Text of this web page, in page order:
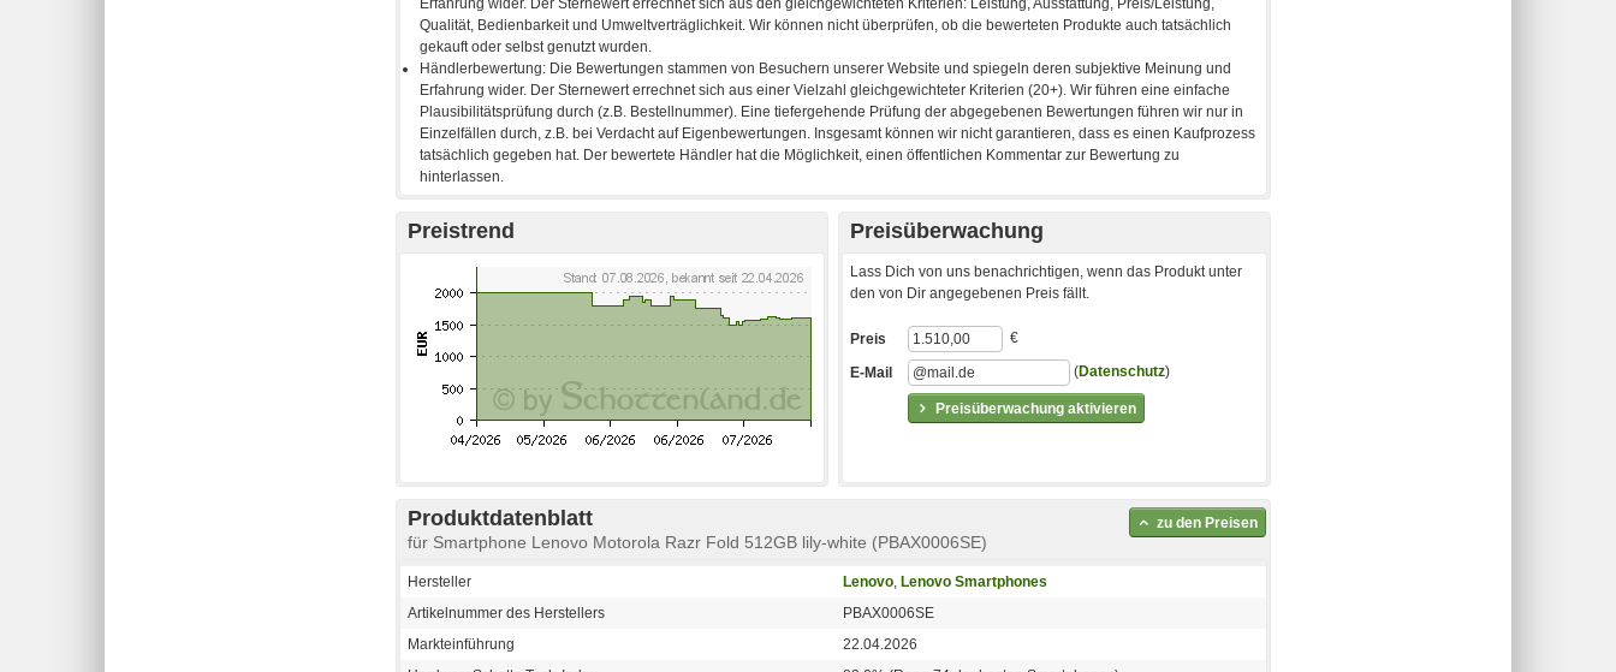
Preistrend Preisüberwachung
Lass Dich von uns benachrichtigen, wenn das Produkt unter
den von Dir angegebenen Preis fällt.
Preisüberwachung aktivieren
Preis €
E-Mail (Datenschutz)
Produktdatenblatt
für Smartphone Lenovo Motorola Razr Fold 512GB lily-white (PBAX0006SE)
zu den Preisen
Hersteller Lenovo, Lenovo Smartphones
Artikelnummer des Herstellers
PBAX0006SE
Markteinführung
22.04.2026